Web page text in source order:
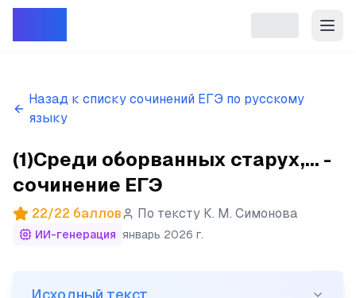
Назад к списку сочинений ЕГЭ по русскому
языку
(1)Среди оборванных старух,... -
сочинение ЕГЭ
22/22 баллов По тексту К. М. Симонова
ИИ-генерация январь 2026 г.
Исходный текст